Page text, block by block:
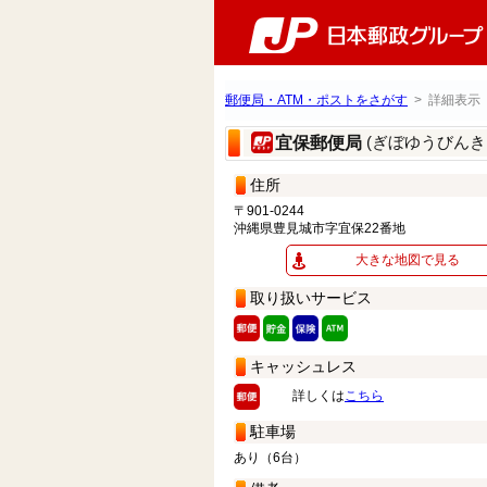
郵便局・ATM・ポストをさがす > 詳細表示
宜保郵便局 (ぎぼゆうびん
住所
〒901-0244
沖縄県豊見城市字宜保22番地
大きな地図で見る
取り扱いサービス
キャッシュレス
詳しくはこちら
駐車場
あり（6台）